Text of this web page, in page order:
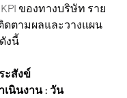
ของทางบริษัท ราย
ดตามผลและวางแผน
งนี้
ะสังข์
เนินงาน : วัน